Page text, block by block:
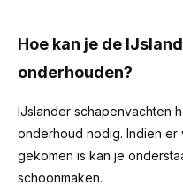
Hoe kan je de
onderhouden?
IJslander schapenvachten
onderhoud nodig. Indien
gekomen is kan je
schoonmaken.